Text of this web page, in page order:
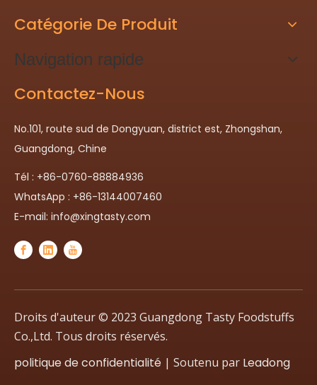
Catégorie De Produit
Navigation rapide
Contactez-Nous
No.101, route sud de Dongyuan, district est, Zhongshan,
Guangdong, Chine
Tél : +86-0760-88884936
WhatsApp : +86-13144007460
E-mail: info@xingtasty.com
Droits d'auteur © 2023 Guangdong Tasty Foodstuffs
Co.,Ltd. Tous droits réservés.
politique de confidentialité | Soutenu par Leadong